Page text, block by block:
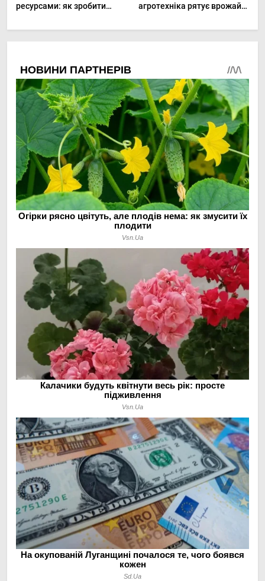
ресурсами: як зробити
до посухи
агротехніка рятує врожай